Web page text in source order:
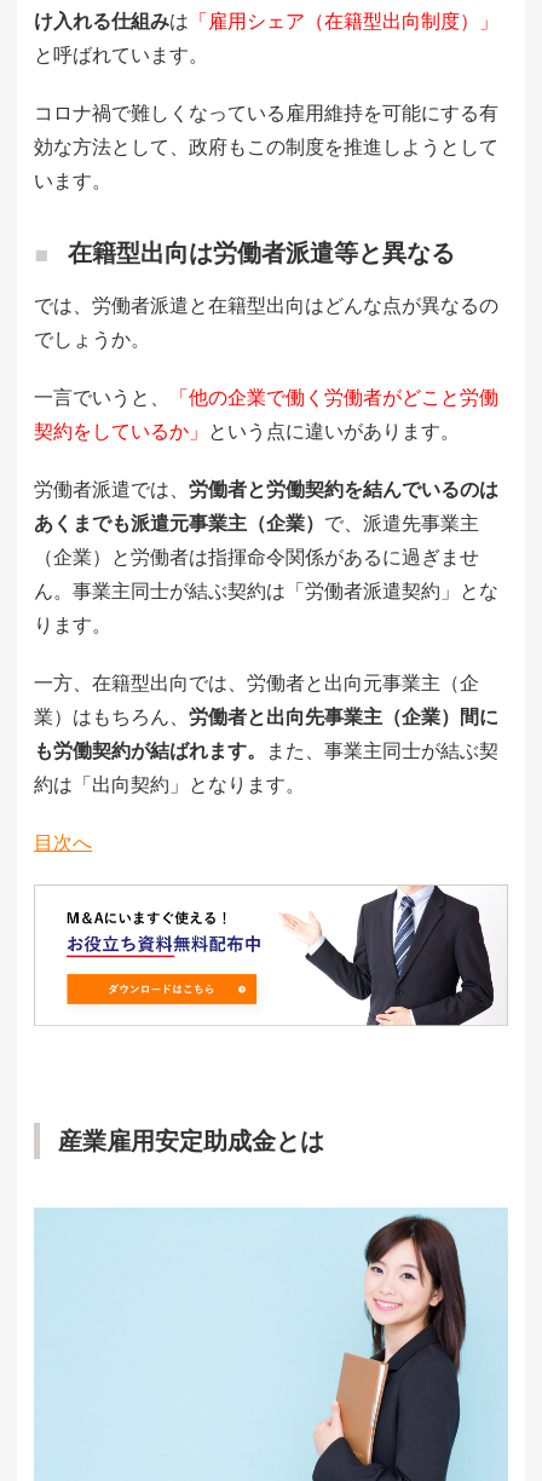
け入れる仕組みは 「雇用シェア（在籍型出向制度）」
と呼ばれています。
コロナ禍で難しくなっている雇用維持を可能にする有
効な方法として、政府もこの制度を推進しようとして
います。
在籍型出向は労働者派遣等と異なる
では、労働者派遣と在籍型出向はどんな点が異なるの
でしょうか。
一言でいうと、
「他の企業で働く労働者がどこと労働
契約をしているか」 という点に違いがあります。
労働者派遣では、 労働者と労働契約を結んでいるのは
あくまでも派遣元事業主（企業） で、派遣先事業主
（企業）と労働者は指揮命令関係があるに過ぎませ
ん。事業主同士が結ぶ契約は「労働者派遣契約」とな
ります。
一方、在籍型出向では、労働者と出向元事業主（企
業）はもちろん、 労働者と出向先事業主（企業）間に
も労働契約が結ばれます。
また、事業主同士が結ぶ契
約は「出向契約」となります。
目次へ
産業雇用安定助成金とは